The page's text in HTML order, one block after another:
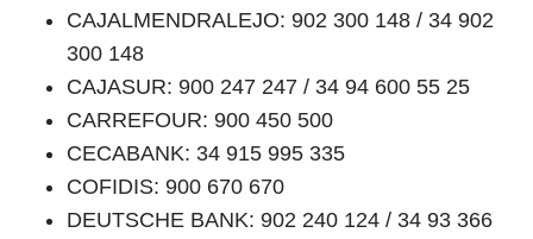
CAJALMENDRALEJO: 902 300 148 / 34 902
300 148
CAJASUR: 900 247 247 / 34 94 600 55 25
CARREFOUR: 900 450 500
CECABANK: 34 915 995 335
COFIDIS: 900 670 670
DEUTSCHE BANK: 902 240 124 / 34 93 366